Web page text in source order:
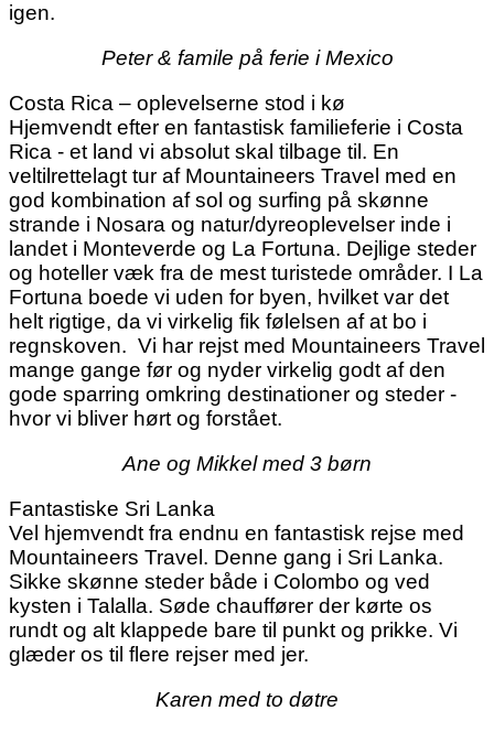
igen.
Peter & famile på ferie i Mexico
Costa Rica – oplevelserne stod i kø
Hjemvendt efter en fantastisk familieferie i Costa
Rica - et land vi absolut skal tilbage til. En
veltilrettelagt tur af Mountaineers Travel med en
god kombination af sol og surfing på skønne
strande i Nosara og natur/dyreoplevelser inde i
landet i Monteverde og La Fortuna. Dejlige steder
og hoteller væk fra de mest turistede områder. I La
Fortuna boede vi uden for byen, hvilket var det
helt rigtige, da vi virkelig fik følelsen af at bo i
regnskoven. Vi har rejst med Mountaineers Travel
mange gange før og nyder virkelig godt af den
gode sparring omkring destinationer og steder -
hvor vi bliver hørt og forstået.
Ane og Mikkel med 3 børn
Fantastiske Sri Lanka
Vel hjemvendt fra endnu en fantastisk rejse med
Mountaineers Travel. Denne gang i Sri Lanka.
Sikke skønne steder både i Colombo og ved
kysten i Talalla. Søde chauffører der kørte os
rundt og alt klappede bare til punkt og prikke. Vi
glæder os til flere rejser med jer.
Karen med to døtre